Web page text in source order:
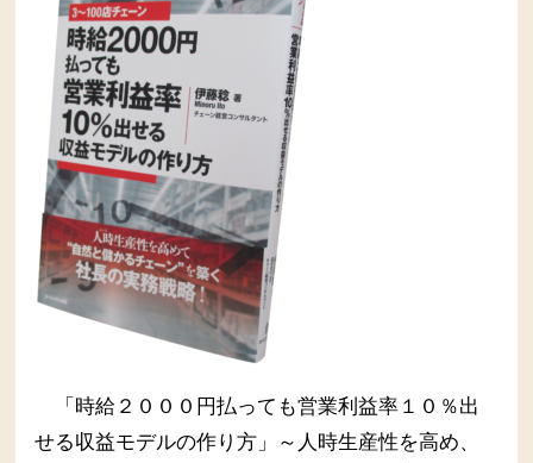
「時給２０００円払っても営業利益率１０％出
せる収益モデルの作り方」～人時生産性を高め、